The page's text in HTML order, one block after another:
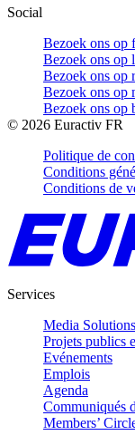
Social
Bezoek ons op
Bezoek ons op
Bezoek ons op
Bezoek ons op
Bezoek ons op
© 2026 Euractiv FR
Politique de
Conditions
Conditions de
Services
Media Solutions
Projets publics
Evénements
Emplois
Agenda
Communiqués
Members’